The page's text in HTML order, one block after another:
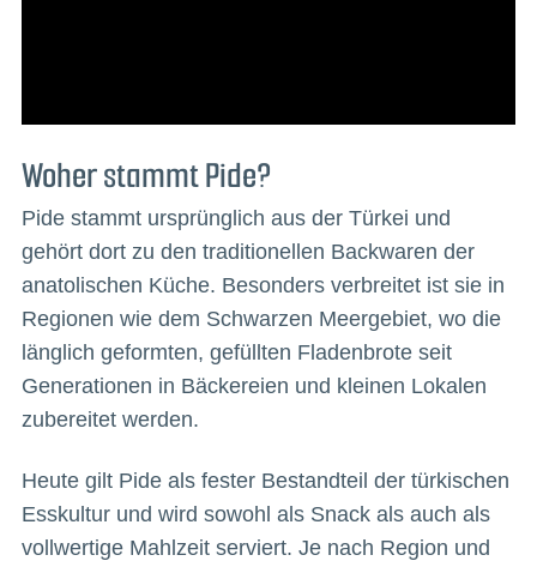
Woher stammt Pide?
Pide stammt ursprünglich aus der Türkei und
gehört dort zu den traditionellen Backwaren der
anatolischen Küche. Besonders verbreitet ist sie in
Regionen wie dem Schwarzen Meergebiet, wo die
länglich geformten, gefüllten Fladenbrote seit
Generationen in Bäckereien und kleinen Lokalen
zubereitet werden.
Heute gilt Pide als fester Bestandteil der türkischen
Esskultur und wird sowohl als Snack als auch als
vollwertige Mahlzeit serviert. Je nach Region und